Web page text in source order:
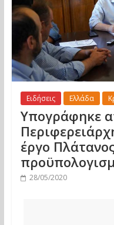
Ειδήσεις Ελλάδα
Υπογράφηκε
έργο
28/05/2020